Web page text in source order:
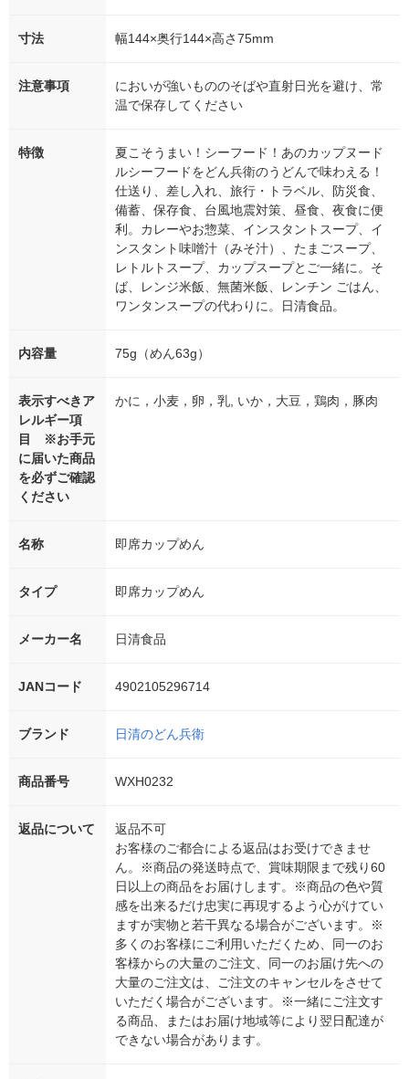
寸法 幅144×奥行144×高さ75mm
注意事項
においが強いもののそばや直射日光を避け、常
温で保存してください
特徴
夏こそうまい！シーフード！あのカップヌード
ルシーフードをどん兵衛のうどんで味わえる！
仕送り、差し入れ、旅行・トラベル、防災食、
備蓄、保存食、台風地震対策、昼食、夜食に便
利。カレーやお惣菜、インスタントスープ、イ
ンスタント味噌汁（みそ汁）、たまごスープ、
レトルトスープ、カップスープとご一緒に。そ
ば、レンジ米飯、無菌米飯、レンチン ごはん、
ワンタンスープの代わりに。日清食品。
内容量 75g（めん63g）
表示すべきア
レルギー項
目 ※お手元
に届いた商品
を必ずご確認
ください
かに，小麦，卵，乳, いか，大豆，鶏肉，豚肉
名称 即席カップめん
タイプ 即席カップめん
メーカー名 日清食品
JANコード 4902105296714
ブランド 日清のどん兵衛
商品番号 WXH0232
返品について
返品不可
お客様のご都合による返品はお受けできませ
ん。※商品の発送時点で、賞味期限まで残り60
日以上の商品をお届けします。※商品の色や質
感を出来るだけ忠実に再現するよう心がけてい
ますが実物と若干異なる場合がございます。※
多くのお客様にご利用いただくため、同一のお
客様からの大量のご注文、同一のお届け先への
大量のご注文は、ご注文のキャンセルをさせて
いただく場合がございます。※一緒にご注文す
る商品、またはお届け地域等により翌日配達が
できない場合があります。